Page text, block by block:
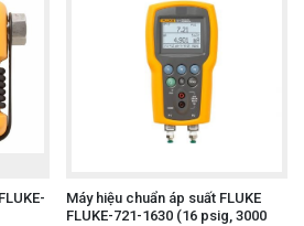
Máy hiệu chuẩn áp suất FLUKE
FLUKE-721-1630 (16 psig, 3000